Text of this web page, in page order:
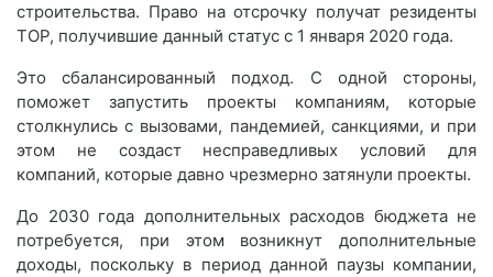
строительства. Право на отсрочку получат резиденты
ТОР, получившие данный статус с 1 января 2020 года.
Это сбалансированный подход. С одной стороны,
поможет запустить проекты компаниям, которые
столкнулись с вызовами, пандемией, санкциями, и при
этом не создаст несправедливых условий для
компаний, которые давно чрезмерно затянули проекты.
До 2030 года дополнительных расходов бюджета не
потребуется, при этом возникнут дополнительные
доходы, поскольку в период данной паузы компании,